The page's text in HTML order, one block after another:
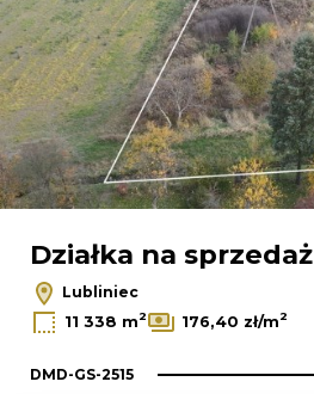
Działka na sprzedaż
Lubliniec
11 338 m2 176,40 zł/m2
DMD-GS-2515